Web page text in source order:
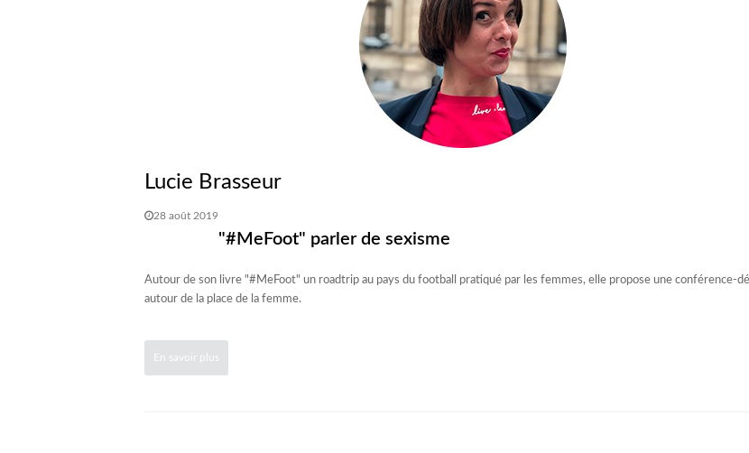
Lucie Brasseur
28 août 2019
"#MeFoot" parler de sexisme
Autour de son livre "#MeFoot" un roadtrip au pays du football pratiqué par les femmes, elle propose une conférence-
autour de la place de la femme.
En savoir plus